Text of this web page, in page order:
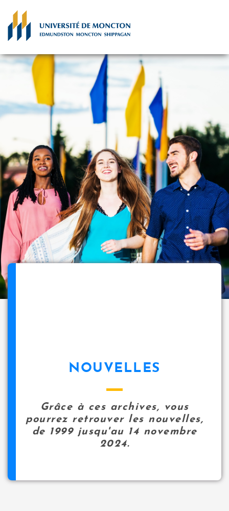
NOUVELLES
Grâce à ces archives, vous
pourrez retrouver les nouvelles,
de 1999 jusqu'au 14 novembre
2024.